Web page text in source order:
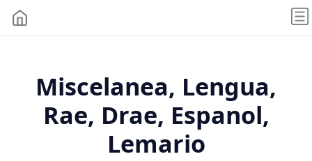
Miscelanea, Lengua,
Rae, Drae, Espanol,
Lemario